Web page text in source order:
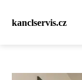
kanclservis.cz